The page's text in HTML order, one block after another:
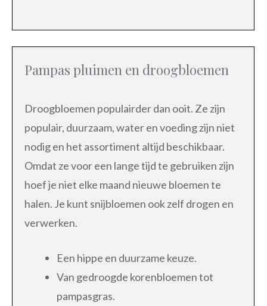
Pampas pluimen en droogbloemen
Droogbloemen populairder dan ooit. Ze zijn
populair, duurzaam, water en voeding zijn niet
nodig en het assortiment altijd beschikbaar.
Omdat ze voor een lange tijd te gebruiken zijn
hoef je niet elke maand nieuwe bloemen te
halen. Je kunt snijbloemen ook zelf drogen en
verwerken.
Een hippe en duurzame keuze.
Van gedroogde korenbloemen tot
pampasgras.